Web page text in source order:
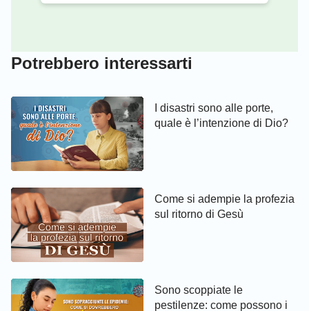
Potrebbero interessarti
I disastri sono alle porte,
quale è l’intenzione di Dio?
Come si adempie la profezia
sul ritorno di Gesù
Sono scoppiate le
pestilenze: come possono i